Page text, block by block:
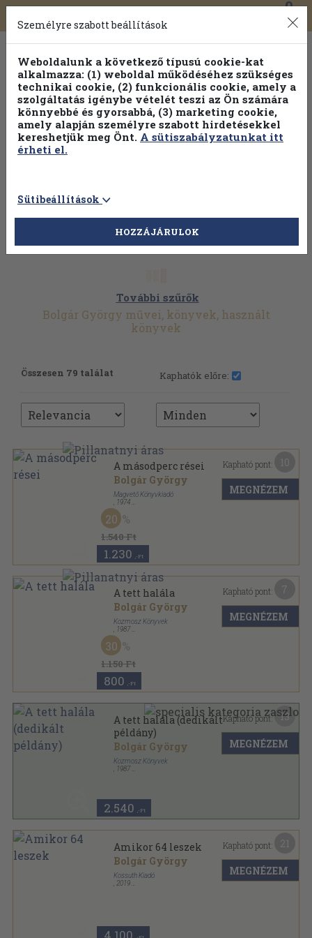
Toggle
navigation
0
További szűrők
Bolgár György művei, könyvek, használt
könyvek
Összesen 79 találat Kaphatók előre:
A másodperc rései
Bolgár György
Magvető Könyvkiadó
1974
Vászon
1.540 Ft
20
1.230 ,-Ft
Kapható pont:
MEGNÉZEM
A tett halála
Bolgár György
Kozmosz Könyvek
1987
Ragasztott papírkötés
1.150 Ft
30
800 ,-Ft
Kapható pont:
MEGNÉZEM
A tett halála (dedikált
példány)
Bolgár György
Kozmosz Könyvek
1987
2.540 ,-Ft
Kapható pont: 13
MEGNÉZEM
Amikor 64 leszek
Bolgár György
Kossuth Kiadó
2019
Kapható pont:
MEGNÉZEM
Személyre szabott beállítások
Weboldalunk a következő típusú cookie-kat
alkalmazza: (1) weboldal működéséhez szükséges
technikai cookie, (2) funkcionális cookie, amely a
szolgáltatás igénybe vételét teszi az Ön számára
könnyebbé és gyorsabbá, (3) marketing cookie,
amely alapján személyre szabott hirdetésekkel
kereshetjük meg Önt. A sütiszabályzatunkat itt
érheti el.
Sütibeállítások
HOZZÁJÁRULOK